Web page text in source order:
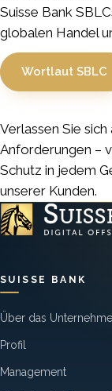
Suisse Bank
globalen Handel
Wortlaut SBLC
Verlassen Sie
Anforderungen –
Schutz in jedem
unserer Kunden.
SUISSE BANK
Über das
Profil
Management